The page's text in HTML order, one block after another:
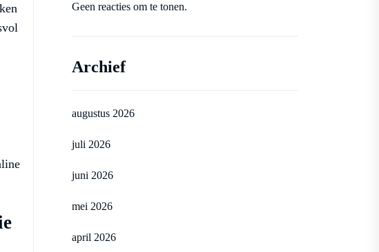
Geen reacties om te tonen.
Archief
augustus 2026
juli 2026
juni 2026
mei 2026
april 2026